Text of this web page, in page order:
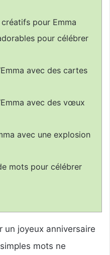
pour Emma
pour célébrer
avec des cartes
avec des vœux
avec une explosion
mots pour célébrer
un joyeux anniversaire
mots ne